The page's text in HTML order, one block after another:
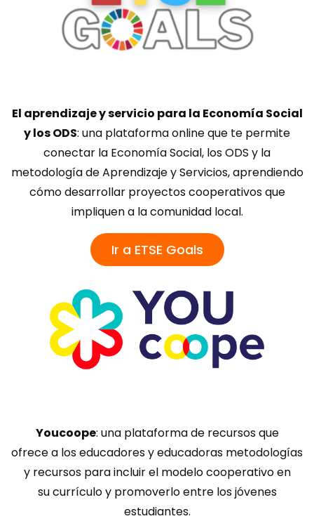
El aprendizaje y servicio para la Economía Social
y los ODS: una plataforma online que te permite
conectar la Economía Social, los ODS y la
metodología de Aprendizaje y Servicios, aprendiendo
cómo desarrollar proyectos cooperativos que
impliquen a la comunidad local.
Ir a ETSE Goals
Youcoope: una plataforma de recursos que
ofrece a los educadores y educadoras metodologías
y recursos para incluir el modelo cooperativo en
su currículo y promoverlo entre los jóvenes
estudiantes.